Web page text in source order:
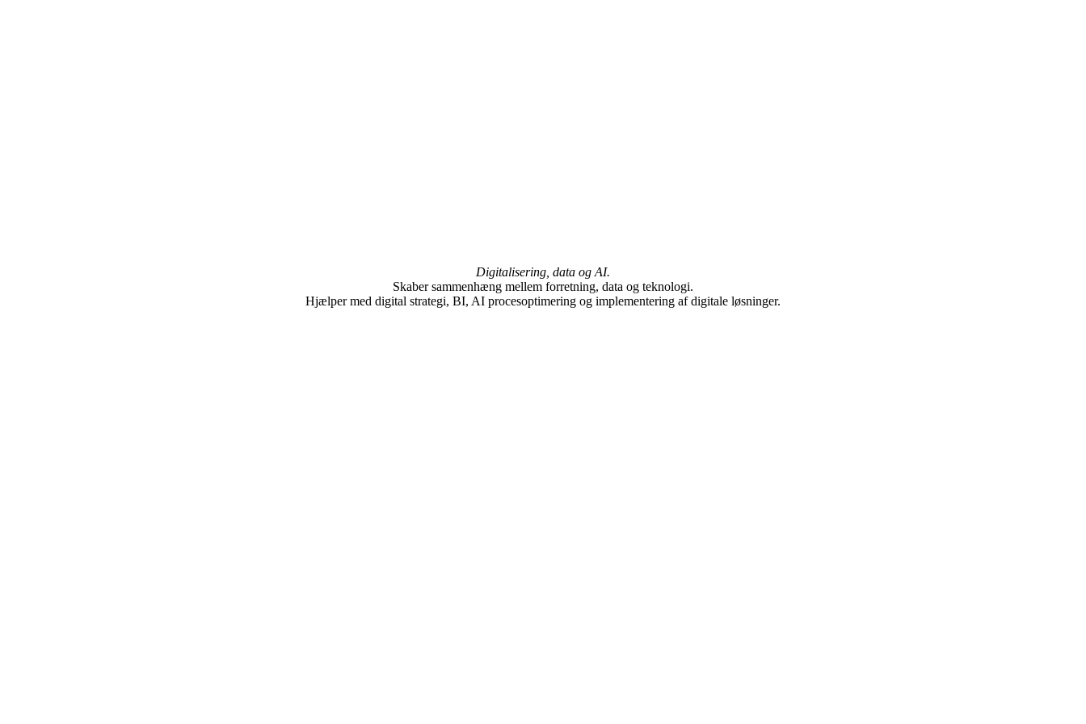
Digitalisering, data og AI.
Skaber sammenhæng mellem forretning, data og teknologi.
Hjælper med digital strategi, BI, AI procesoptimering og implementering af digitale løsninger.